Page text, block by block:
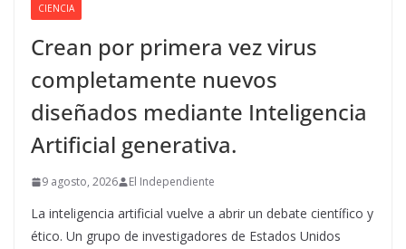
CIENCIA
Crean por primera vez virus
completamente nuevos
diseñados mediante Inteligencia
Artificial generativa.
9 agosto, 2026 El Independiente
La inteligencia artificial vuelve a abrir un debate científico y
ético. Un grupo de investigadores de Estados Unidos